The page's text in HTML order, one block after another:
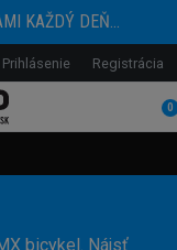
KAŽDÝ DEŇ...
Prihlásenie Registrácia
0
bicykel. Nájsť